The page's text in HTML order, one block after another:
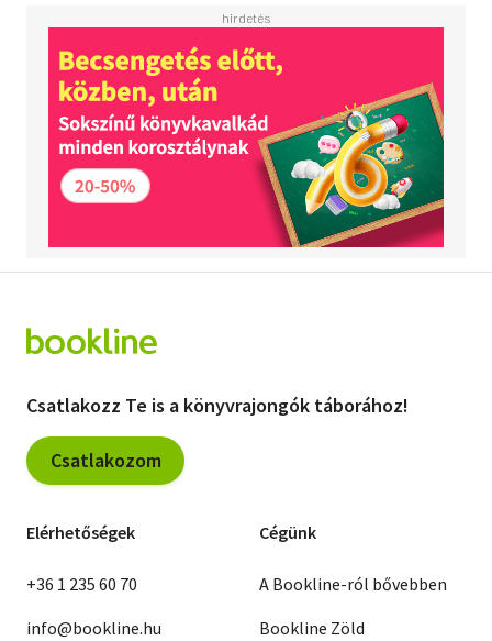
Csatlakozz Te is a könyvrajongók táborához!
Csatlakozom
Elérhetőségek
+36 1 235 60 70
info@bookline.hu
Cégünk
A Bookline-ról bővebben
Bookline Zöld